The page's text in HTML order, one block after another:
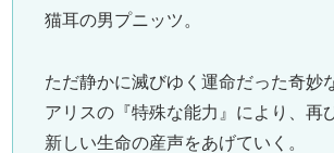
猫耳の男プニッツ。
ただ静かに滅びゆく運命だった奇妙
アリスの『特殊な能力』により、再
新しい生命の産声をあげていく。